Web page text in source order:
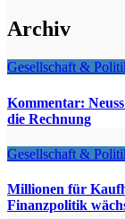
Archiv
Gesellschaft &
Kommentar:
die Rechnung
Gesellschaft &
Millionen für
Finanzpolitik